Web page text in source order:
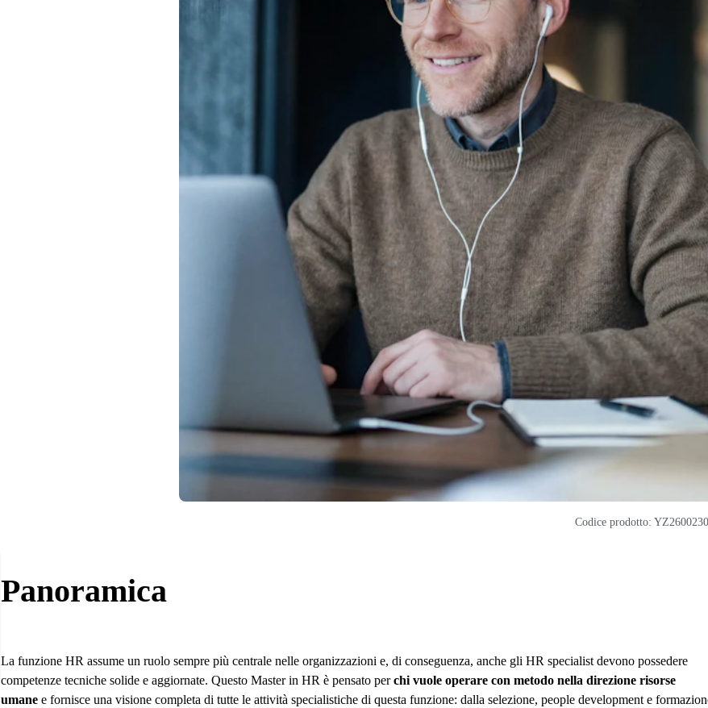
Codice prodotto:
Panoramica
La funzione HR assume un ruolo sempre più centrale nelle organizzazioni e, di conseguenza, anche gli HR specialist devono possedere
competenze tecniche solide e aggiornate. Questo Master in HR è pensato perchi vuole operare con metodo nella direzione risorse
umane e fornisce una visione completa di tutte le attività specialistiche di questa funzione: dalla selezione, people development e